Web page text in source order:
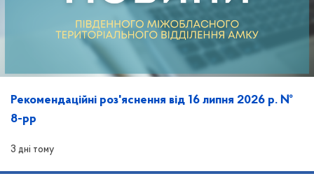
Рекомендаційні роз'яснення від 16 липня 2026 р. №
8-рр
3 дні тому